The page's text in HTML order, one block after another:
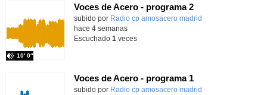
Voces de Acero - programa 2
Contenido educativo.
subido por Radio cp amosacero madrid
10′ 0″
hace 4 semanas
Escuchado 1 veces
Voces de Acero - programa 1
Contenido educativo.
subido por Radio cp amosacero madrid